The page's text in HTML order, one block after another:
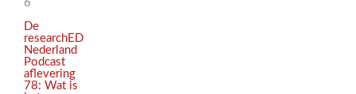
6
De
researchED
Nederland
Podcast
aflevering
78: Wat is